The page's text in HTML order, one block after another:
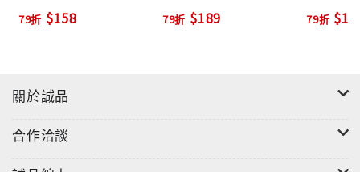
79折 $158 79折 $189 79折
關於誠品
合作洽談